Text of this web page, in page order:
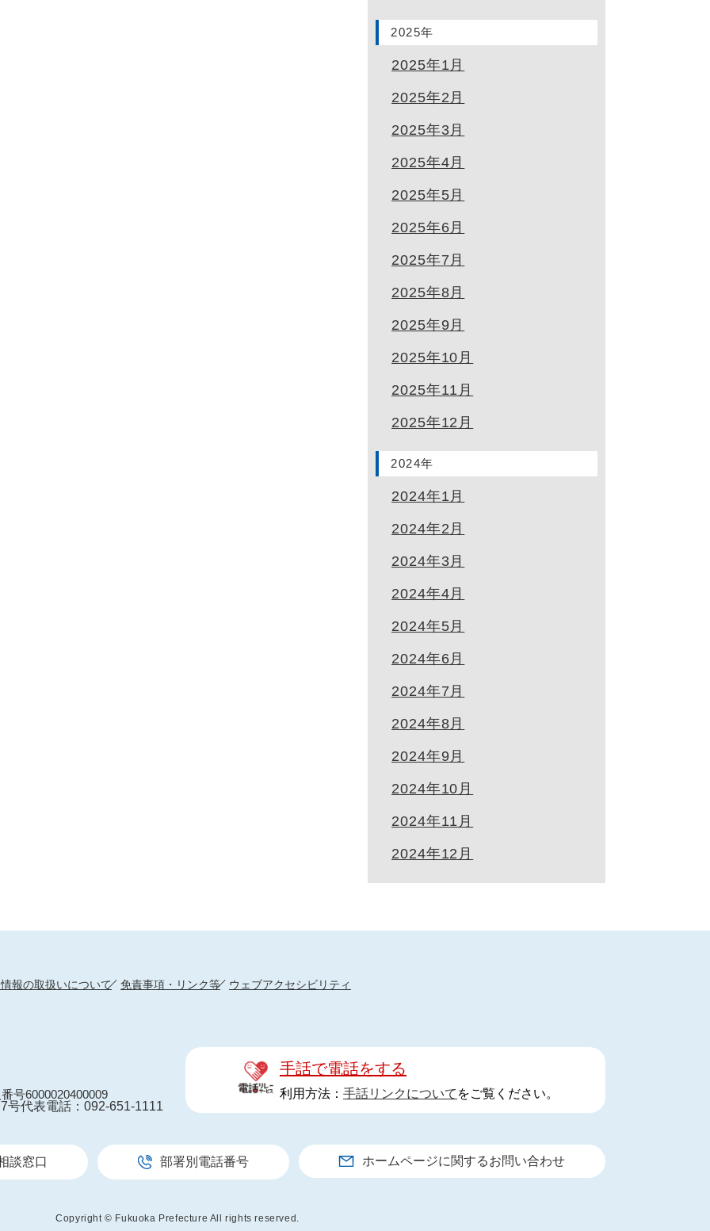
2025年
2025年1月
2025年2月
2025年3月
2025年4月
2025年5月
2025年6月
2025年7月
2025年8月
2025年9月
2025年10月
2025年11月
2025年12月
2024年
2024年1月
2024年2月
2024年3月
2024年4月
2024年5月
2024年6月
2024年7月
2024年8月
2024年9月
2024年10月
2024年11月
2024年12月
報の取扱いについて 免責事項・リンク等 ウェブアクセシビリティ
号6000020400009
号代表電話：092-651-1111
手話で電話をする
利用方法： 手話リンクについて をご覧ください。
談窓口 部署別電話番号 ホームページに関するお問い合わせ
Copyright © Fukuoka Prefecture All rights reserved.